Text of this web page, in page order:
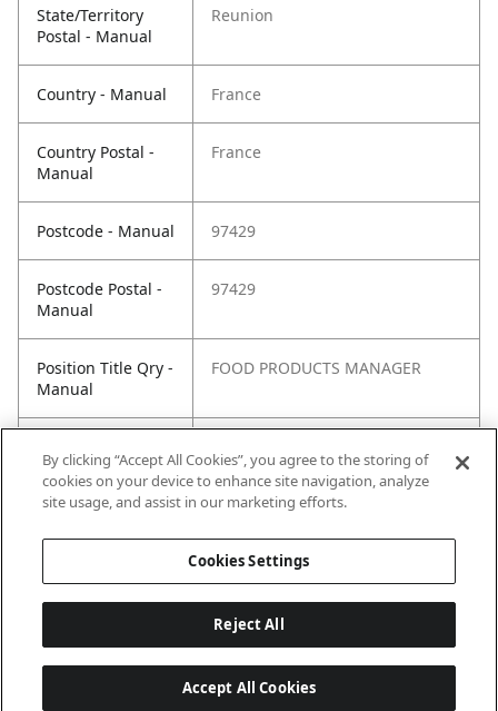
State/Territory
Postal - Manual
Reunion
Country - Manual France
Country Postal -
Manual
France
Postcode - Manual 97429
Postcode Postal -
Manual
97429
Position Title Qry -
Manual
FOOD PRODUCTS MANAGER
Manual
By clicking “Accept All Cookies”, you agree to the storing of
cookies on your device to enhance site navigation, analyze
site usage, and assist in our marketing efforts.
Cookies Settings
Reject All
Accept All Cookies